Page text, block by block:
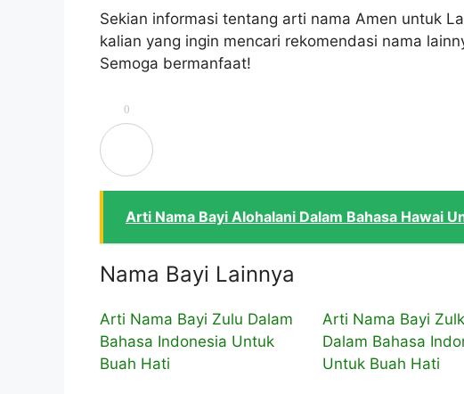
Sekian informasi tentang arti nama Amen untuk
kalian yang ingin mencari rekomendasi nama
Semoga bermanfaat!
0
Arti Nama Bayi Alohalani Dalam Bahasa Hawai
Nama Bayi Lainnya
Arti Nama Bayi Zulu Dalam
Bahasa Indonesia Untuk
Buah Hati
Arti Nama Bayi
Dalam Bahasa
Untuk Buah Hati